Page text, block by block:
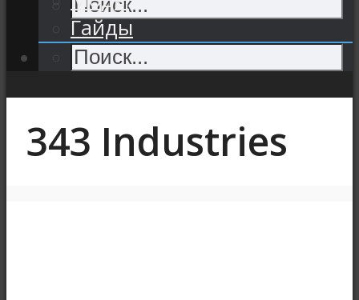
Гайды
343 Industries